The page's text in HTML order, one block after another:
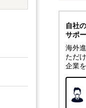
自社
サポ
海外
ただ
企業